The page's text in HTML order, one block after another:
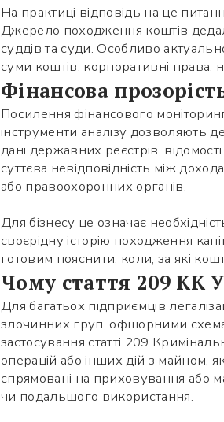
На практиці відповідь на це
Джерело походження коштів
суддів та суди. Особливо
суми коштів, корпоративні права,
Фінансова
Посилення фінансового
інструменти аналізу дозволяють
дані державних реєстрів,
суттєва невідповідність між
або правоохоронних органів.
Для бізнесу це означає
своєрідну історію походження
готовим пояснити, коли, за які
Чому стаття 209 КК
Для багатьох підприємців
злочинних груп, офшорними
застосування статті 209
операцій або інших дій з майном,
спрямовані на приховування або
чи подальшого використання.